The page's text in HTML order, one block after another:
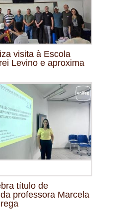
visita à Escola
Levino e aproxima
título de
professora Marcela